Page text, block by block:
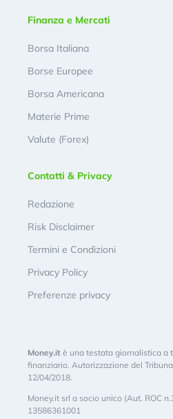
Finanza e Mercati
Borsa Italiana
Borse Europee
Borsa Americana
Materie Prime
Valute (Forex)
Contatti & Privacy
Redazione
Risk Disclaimer
Termini e Condizioni
Privacy Policy
Preferenze privacy
Money.it è una testata giornalistica a
finanziario. Autorizzazione del
12/04/2018.
Money.it srl a socio unico (Aut. ROC
13586361001